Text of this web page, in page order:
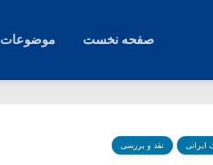
صفحه نخست موضوعات
ایرانی نقد و بررسی